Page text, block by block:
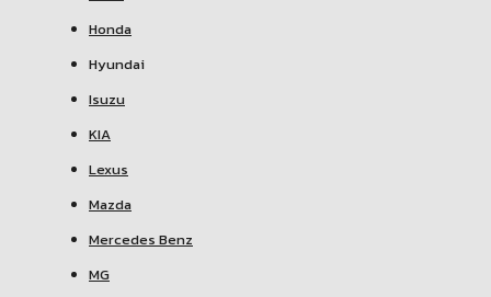
Honda
Hyundai
Isuzu
KIA
Lexus
Mazda
Mercedes Benz
MG